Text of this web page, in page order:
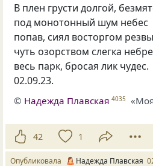
В плен грусти долгой,
под монотонный шум небес
попав, сиял восторгом
чуть озорством слегка
весь парк, бросая лик чудес.
02.09.23.
© Надежда Плавская 4035
42 1
Опубликовала Надежда Плавская